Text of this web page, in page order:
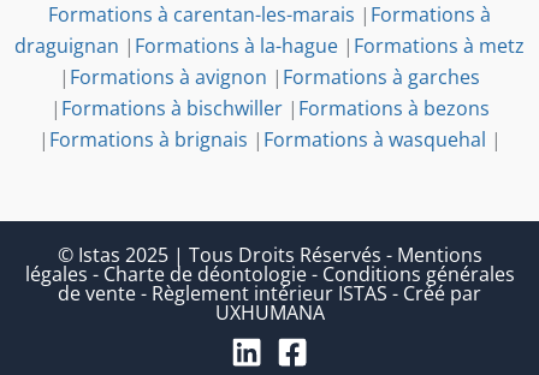
Formations à carentan-les-marais | Formations à
draguignan | Formations à la-hague | Formations à metz
| Formations à avignon | Formations à garches
| Formations à bischwiller| Formations à bezons
| Formations à brignais | Formations à wasquehal |
© Istas 2025 | Tous Droits Réservés - Mentions
légales - Charte de déontologie- Conditions générales
de vente- Règlement intérieur ISTAS - Créé par
UXHUMANA